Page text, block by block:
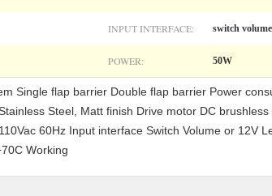
INPUT INTERFACE: switch
POWER: 50W
Single flap barrier Double flap barrier Power
Steel, Matt finish Drive motor DC
60Hz Input interface Switch Volume or 12V
Working